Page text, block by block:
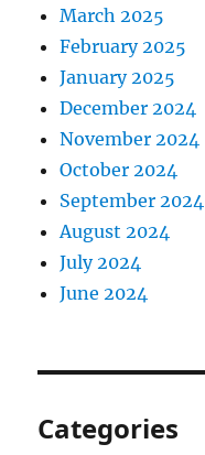
March 2025
February 2025
January 2025
December 2024
November 2024
October 2024
September 2024
August 2024
July 2024
June 2024
Categories